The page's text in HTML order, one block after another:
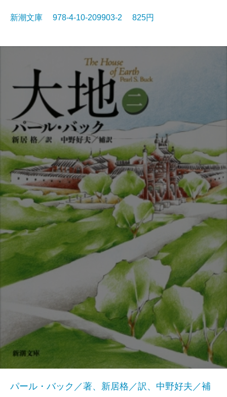
新潮文庫 978-4-10-209903-2 825円
パール・バック／著、新居格／訳、中野好夫／補